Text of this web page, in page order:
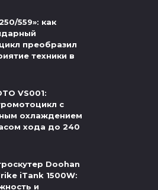
559»: как
преобразил
техники в
VS001:
с
охлаждением
хода до 240
Doohan
iTank 1500W:
и